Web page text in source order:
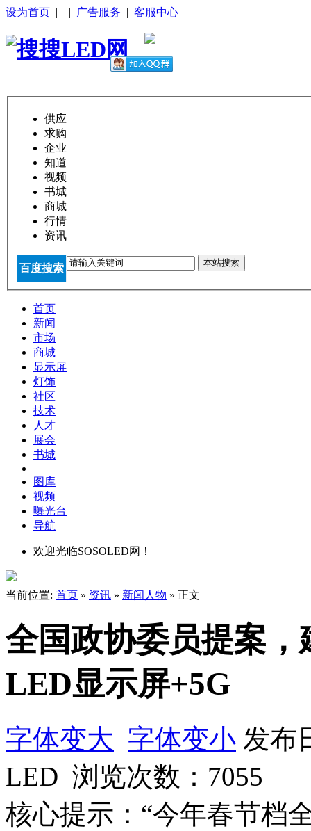
设为首页 | | 广告服务 | 客服中心
供应
求购
企业
知道
视频
书城
商城
行情
资讯
百度搜索 本站搜索
首页
新闻
市场
商城
显示屏
灯饰
社区
技术
人才
展会
书城
图库
视频
曝光台
导航
欢迎光临SOSOLED网！
当前位置: 首页 » 资讯 » 新闻人物 » 正文
全国政协委员提案
LED显示屏+5G
字体变大 字体变小 发布
LED 浏览次数： 7055
核心提示：“今年春节档